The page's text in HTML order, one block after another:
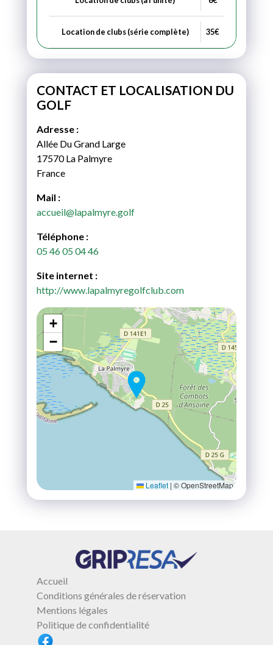
Location de clubs (série complète) 35€
CONTACT ET LOCALISATION DU
GOLF
Adresse :
Allée Du Grand Large
17570 La Palmyre
France
Mail :
accueil@lapalmyre.golf
Téléphone :
05 46 05 04 46
Site internet :
http://www.lapalmyregolfclub.com
+
−
Leaflet | © OpenStreetMap
Accueil
Conditions générales de réservation
Mentions légales
Politique de confidentialité